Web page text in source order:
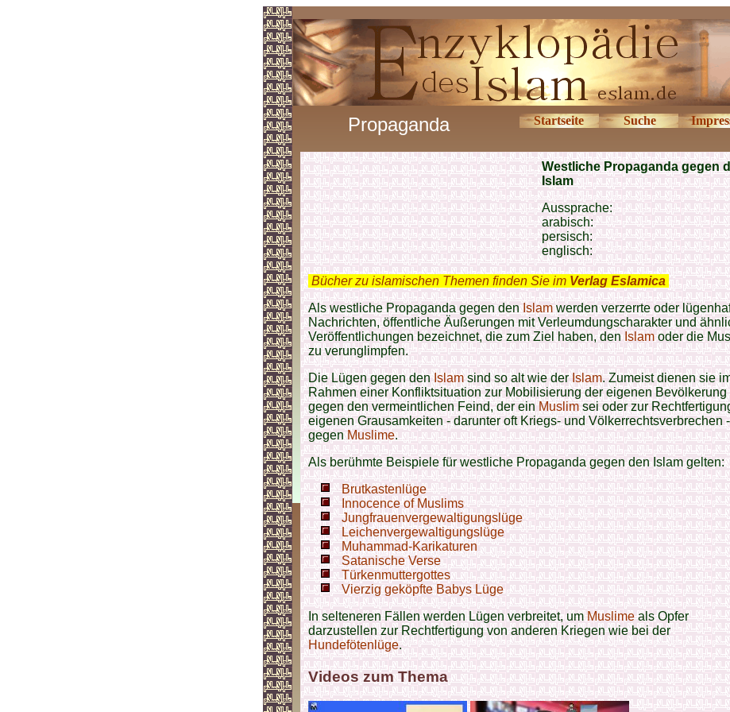
Propaganda Startseite Suche
Westliche Propaganda gegen
Islam
Aussprache:
arabisch:
persisch:
englisch:
Bücher zu islamischen Themen finden Sie im Verlag Eslamica
Als westliche Propaganda gegen denIslamwerden verzerrte oder
Nachrichten, öffentliche Äußerungen mit Verleumdungscharakter und
Veröffentlichungen bezeichnet, die zum Ziel haben, denIslamoder die
zu verunglimpfen.
Die Lügen gegen denIslamsind so alt wie derIslam. Zumeist dienen sie
Rahmen einer Konfliktsituation zur Mobilisierung der eigenen Bevölkerung
gegen den vermeintlichen Feind, der einMuslimsei oder zur
eigenen Grausamkeiten - darunter oft Kriegs- und Völkerrechtsverbrechen -
gegenMuslime.
Als berühmte Beispiele fürwestliche Propaganda gegen den Islam gelten:
Brutkastenlüge
Innocence of Muslims
Jungfrauenvergewaltigungslüge
Leichenvergewaltigungslüge
Muhammad-Karikaturen
Satanische Verse
Türkenmuttergottes
Vierzig geköpfte Babys Lüge
In selteneren Fällen werden Lügen verbreitet, umMuslimeals Opfer
darzustellen zur Rechtfertigung von anderen Kriegen wie bei der
Hundefötenlüge.
Videos zum Thema